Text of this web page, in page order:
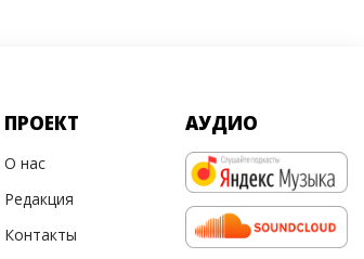
ПРОЕКТ
О нас
Редакция
Контакты
АУДИО